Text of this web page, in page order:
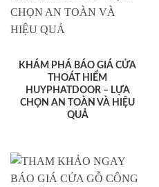
KHÁM PHÁ BÁO GIÁ CỬA
THOÁT HIỂM
HUYPHATDOOR – LỰA
CHỌN AN TOÀN VÀ HIỆU
QUẢ